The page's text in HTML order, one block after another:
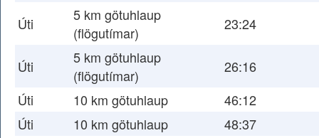
Úti
5 km götuhlaup
(flögutímar)
23:24
Úti
5 km götuhlaup
(flögutímar)
26:16
Úti
10 km götuhlaup
46:12
Úti
10 km götuhlaup
48:37